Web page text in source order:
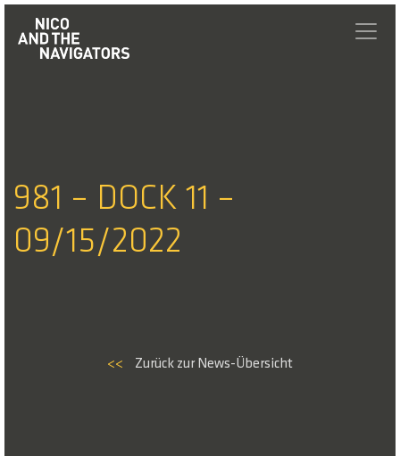
981 – DOCK 11 –
09/15/2022
<< Zurück zur News-Übersicht